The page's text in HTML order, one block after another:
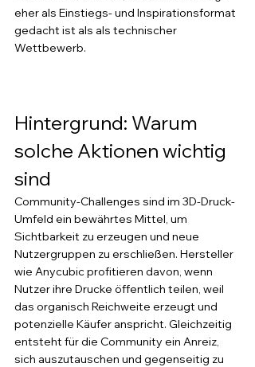
eher als Einstiegs- und Inspirationsformat
gedacht ist als als technischer
Wettbewerb.
Hintergrund: Warum
solche Aktionen wichtig
sind
Community-Challenges sind im 3D-Druck-
Umfeld ein bewährtes Mittel, um
Sichtbarkeit zu erzeugen und neue
Nutzergruppen zu erschließen. Hersteller
wie Anycubic profitieren davon, wenn
Nutzer ihre Drucke öffentlich teilen, weil
das organisch Reichweite erzeugt und
potenzielle Käufer anspricht. Gleichzeitig
entsteht für die Community ein Anreiz,
sich auszutauschen und gegenseitig zu